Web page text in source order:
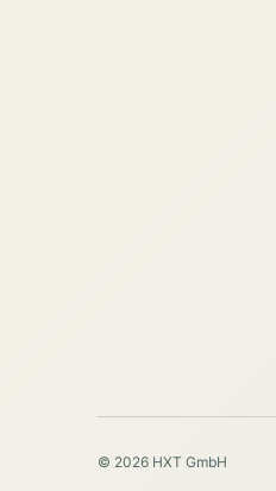
© 2026 HXT GmbH